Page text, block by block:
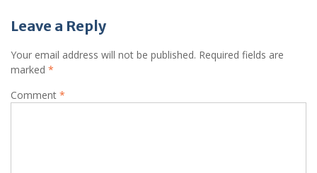
Leave a Reply
Your email address will not be published. Required fields are
marked *
Comment *